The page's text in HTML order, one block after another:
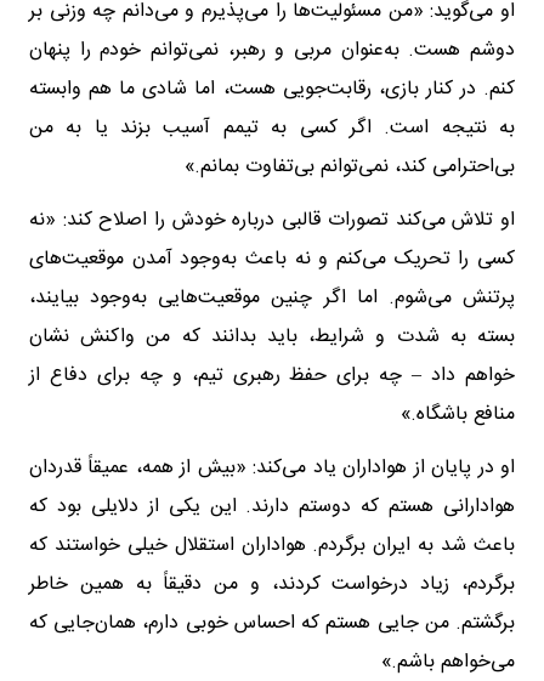
او می‌گوید: «من مسئولیت‌ها را می‌پذیرم و می‌دانم چه وزنی بر
دوشم هست. به‌عنوان مربی و رهبر، نمی‌توانم خودم را پنهان
کنم. در کنار بازی، رقابت‌جویی هست، اما شادی ما هم وابسته
به نتیجه است. اگر کسی به تیمم آسیب بزند یا به من
بی‌احترامی کند، نمی‌توانم بی‌تفاوت بمانم.»
او تلاش می‌کند تصورات قالبی درباره خودش را اصلاح کند: «نه
کسی را تحریک می‌کنم و نه باعث به‌وجود آمدن موقعیت‌های
پرتنش می‌شوم. اما اگر چنین موقعیت‌هایی به‌وجود بیایند،
بسته به شدت و شرایط، باید بدانند که من واکنش نشان
خواهم داد – چه برای حفظ رهبری تیم، و چه برای دفاع از
منافع باشگاه.»
او در پایان از هواداران یاد می‌کند: «بیش از همه، عمیقاً قدردان
هوادارانی هستم که دوستم دارند. این یکی از دلایلی بود که
باعث شد به ایران برگردم. هواداران استقلال خیلی خواستند که
برگردم، زیاد درخواست کردند، و من دقیقاً به همین خاطر
برگشتم. من جایی هستم که احساس خوبی دارم، همان‌جایی که
می‌خواهم باشم.»